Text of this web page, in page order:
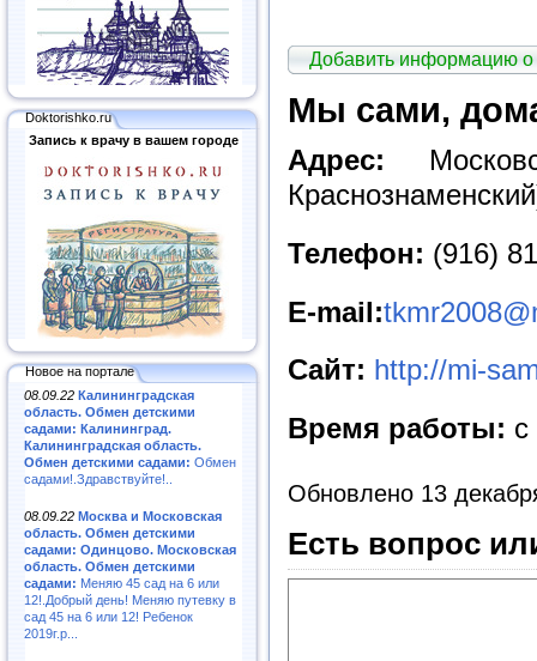
Doktorishko.ru
Запись к врачу в вашем городе
Новое на портале
08.09.22 Калининградская
область. Обмен детскими
садами: Калининград.
Калининградская область.
Обмен детскими садами: Обмен
садами!.Здравствуйте!..
08.09.22 Москва и Московская
область. Обмен детскими
садами: Одинцово. Московская
область. Обмен детскими
садами: Меняю 45 сад на 6 или
12!.Добрый день! Меняю путевку в
сад 45 на 6 или 12! Ребенок
2019г.р...
Добавить информацию о
Мы сами,
Адрес:
Телефон: (916)
E-mail:
Сайт: http://mi-
Время работы: c
Обновлено 13
Есть вопрос